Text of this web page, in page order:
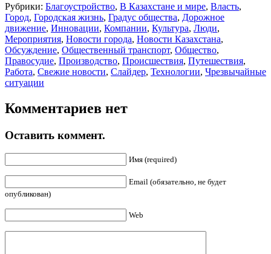
Рубрики: Благоустройство, В Казахстане и мире, Власть,
Город, Городская жизнь, Градус общества, Дорожное
движение, Инновации, Компании, Культура, Люди,
Мероприятия, Новости города, Новости Казахстана,
Обсуждение, Общественный транспорт, Общество,
Правосудие, Производство, Происшествия, Путешествия,
Работа, Свежие новости, Слайдер, Технологии, Чрезвычайные
ситуации
Комментариев нет
Оставить коммент.
Имя (required)
Email (обязательно, не будет
опубликован)
Web